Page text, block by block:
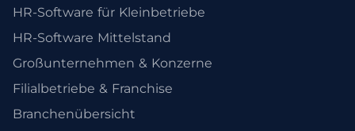
HR-Software für Kleinbetriebe
HR-Software Mittelstand
Großunternehmen & Konzerne
Filialbetriebe & Franchise
Branchenübersicht